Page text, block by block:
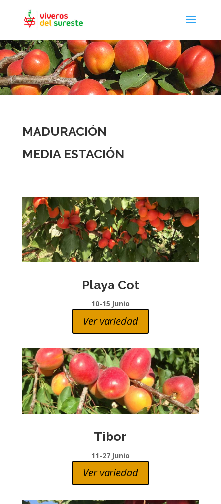
MADURACIÓN
MEDIA ESTACIÓN
Playa Cot
10-15 Junio
Ver variedad
Tibor
11-27 Junio
Ver variedad